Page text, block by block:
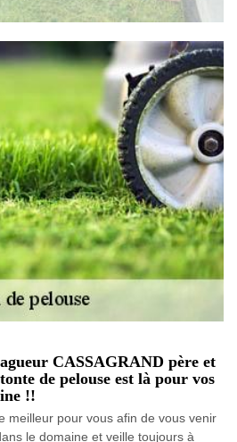
CASSAGRAND père et
de pelouse est là pour vos
!!
meilleur pour vous afin de vous venir
le domaine et veille toujours à